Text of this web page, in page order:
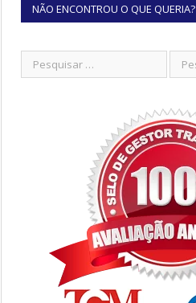
NÃO ENCONTROU O QUE QUERIA?